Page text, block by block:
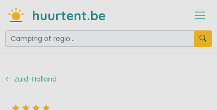
huurtent.be
Zuid-Holland